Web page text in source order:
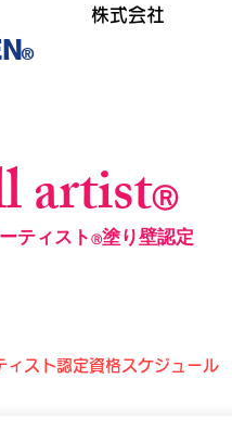
会社
®
artistⓇ
ティストⓇ塗り壁認定
ィスト認定資格スケジュール